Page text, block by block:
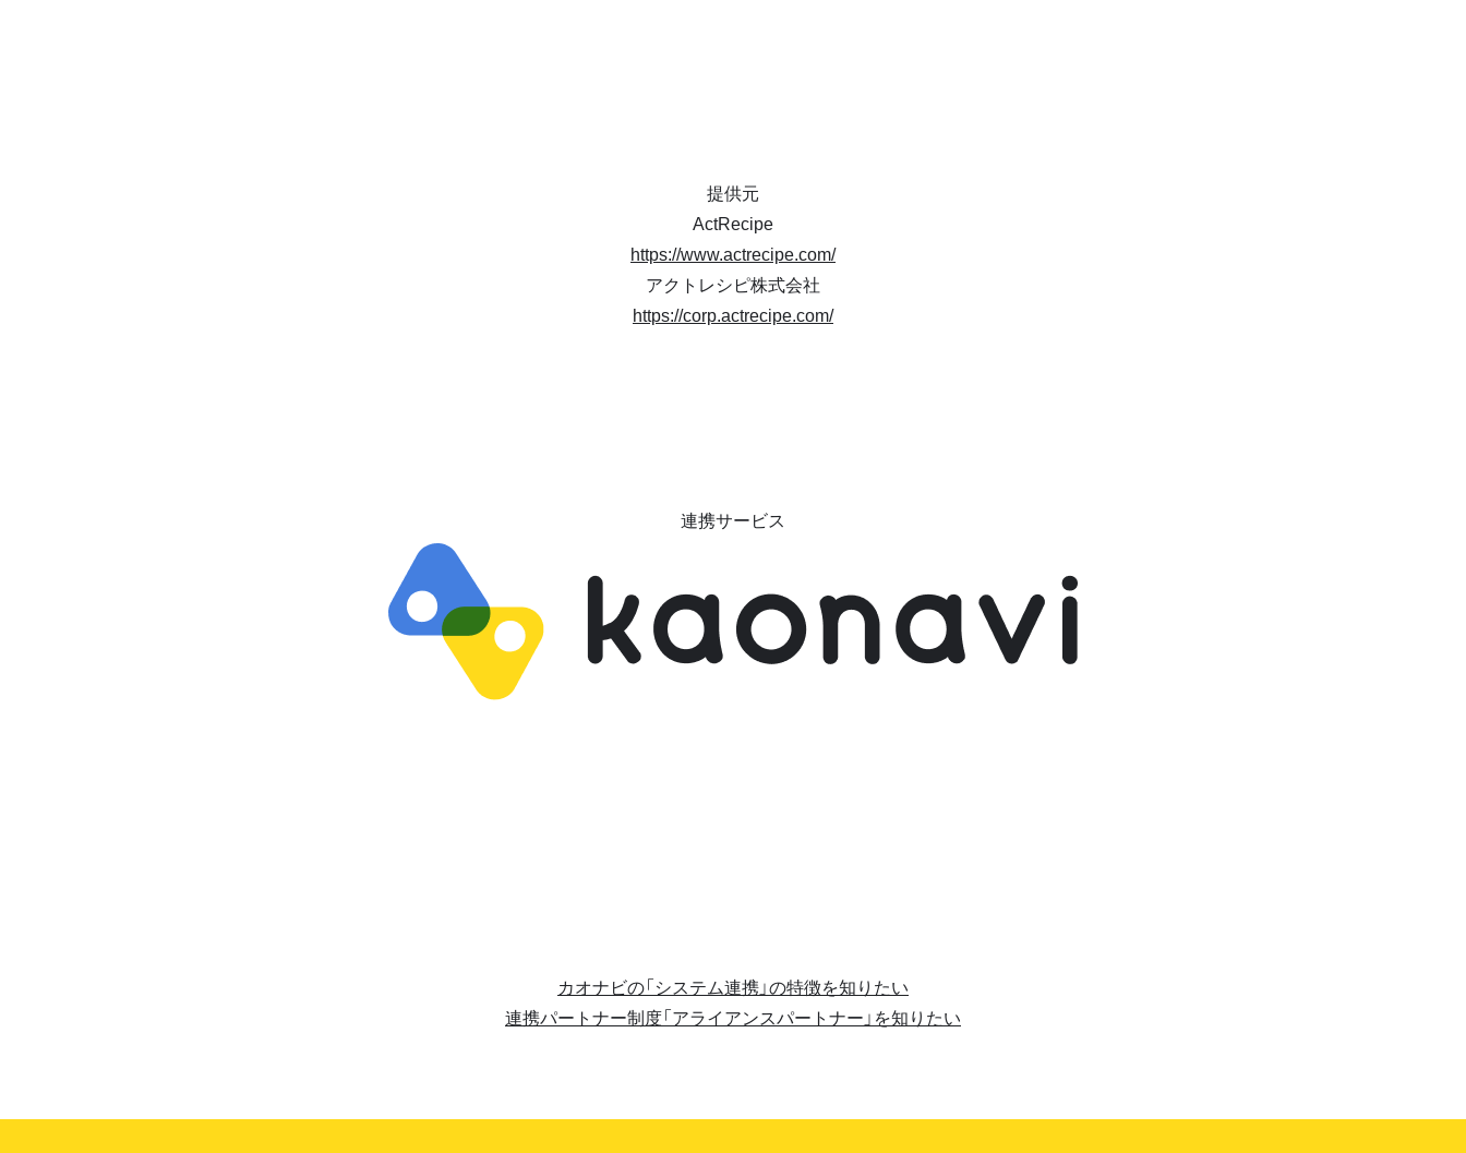
提供元
ActRecipe
https://www.actrecipe.com/
アクトレシピ株式会社
https://corp.actrecipe.com/
連携サービス
カオナビの「システム連携」の特徴を知りたい
連携パートナー制度「アライアンスパートナー」を知りたい